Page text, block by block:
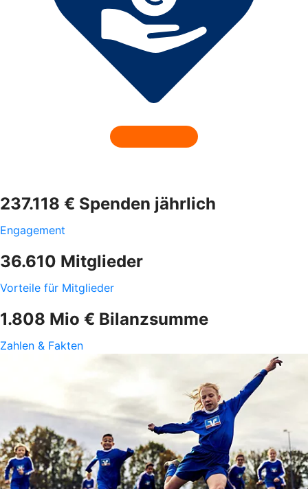
237.118 € Spenden jährlich
Engagement
36.610 Mitglieder
Vorteile für Mitglieder
1.808 Mio € Bilanzsumme
Zahlen & Fakten